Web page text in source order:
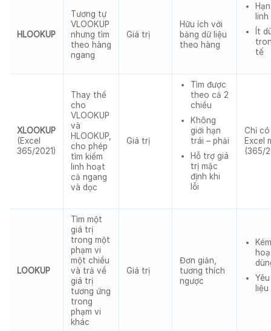
HLOOKUP
Tương tự
VLOOKUP
nhưng tìm
theo hàng
ngang
Giá trị
Hữu ích với
bảng dữ liệu
theo hàng
Ít
tế
XLOOKUP
(Excel
365/2021)
Thay thế
cho
VLOOKUP
và
HLOOKUP,
cho phép
tìm kiếm
linh hoạt
cả ngang
và dọc
Giá trị
Tìm được
theo cả 2
chiều
Không
giới hạn
trái – phải
Hỗ trợ giá
trị mặc
định khi
lỗi
Chỉ
Excel
(365/
LOOKUP
Tìm một
giá trị
trong một
phạm vi
một chiều
và trả về
giá trị
tương ứng
trong
phạm vi
khác
Giá trị
Đơn giản,
tương thích
ngược